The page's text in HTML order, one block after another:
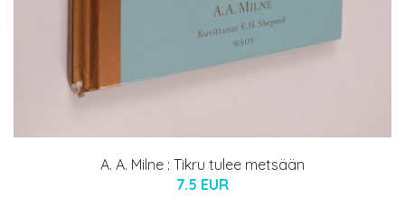
A. A. Milne : Tikru tulee metsään
7.5 EUR